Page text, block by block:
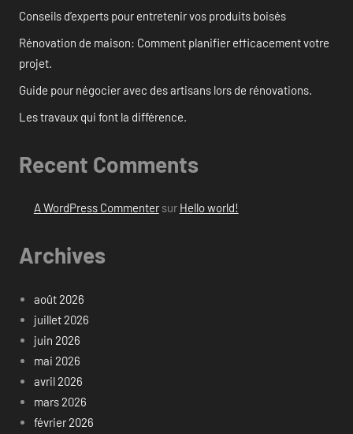
Conseils d’experts pour entretenir vos produits boisés
Rénovation de maison: Comment planifier efficacement votre
projet.
Guide pour négocier avec des artisans lors de rénovations.
Les travaux qui font la différence.
Recent Comments
A WordPress Commentersur Hello world!
Archives
août 2026
juillet 2026
juin 2026
mai 2026
avril 2026
mars 2026
février 2026